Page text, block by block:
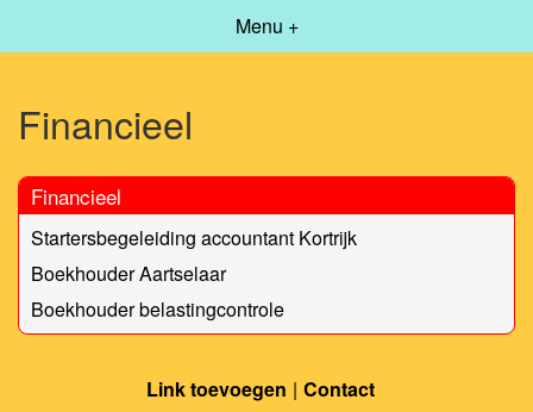
Menu +
Financieel
Financieel
Startersbegeleiding accountant Kortrijk
Boekhouder Aartselaar
Boekhouder belastingcontrole
Link toevoegen Contact